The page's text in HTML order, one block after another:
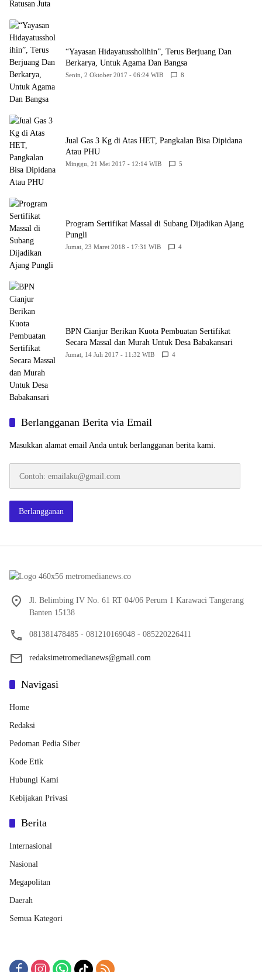
“Yayasan Hidayatussholihin”, Terus Berjuang Dan
Berkarya, Untuk Agama Dan Bangsa
Senin, 2 Oktober 2017 - 06:24 WIB 8
Jual Gas 3 Kg di Atas HET, Pangkalan Bisa Dipidana
Atau PHU
Minggu, 21 Mei 2017 - 12:14 WIB 5
Program Sertifikat Massal di Subang Dijadikan Ajang
Pungli
Jumat, 23 Maret 2018 - 17:31 WIB 4
BPN Cianjur Berikan Kuota Pembuatan Sertifikat
Secara Massal dan Murah Untuk Desa Babakansari
Jumat, 14 Juli 2017 - 11:32 WIB 4
Berlangganan Berita via Email
Masukkan alamat email Anda untuk berlangganan berita kami.
emailaku@gmail.com
Berlangganan
Jl. Belimbing IV No. 61 RT 04/06 Perum 1 Karawaci Tangerang
Banten 15138
081381478485 - 081210169048 - 085220226411
redaksimetromedianews@gmail.com
Navigasi
Home
Redaksi
Pedoman Pedia Siber
Kode Etik
Hubungi Kami
Kebijakan Privasi
Berita
Internasional
Nasional
Megapolitan
Daerah
Semua Kategori